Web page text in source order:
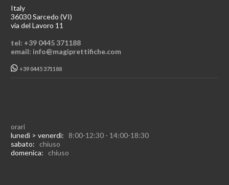
Italy
36030 Sarcedo (VI)
via del Lavoro 11
tel: +39 0445 371188
email: info@magiprettifiche.com
+39 0445 371188
orari
lunedì > venerdì: 8:00-12:30 - 14:00-18:30
sabato: chiuso
domenica: chiuso